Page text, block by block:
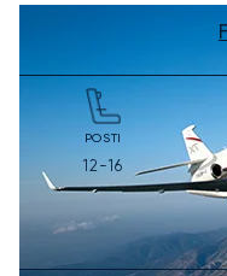
POSTI
12-16